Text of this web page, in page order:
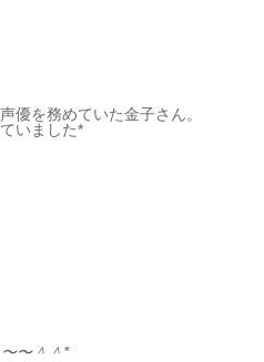
優を務めていた金子さん。
いました*
〜＾＾*